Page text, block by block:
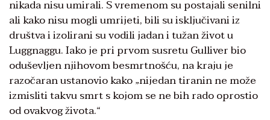
nikada nisu umirali. S vremenom su postajali senilni
ali kako nisu mogli umrijeti, bili su isključivani iz
društva i izolirani su vodili jadan i tužan život u
Luggnaggu. Iako je pri prvom susretu Gulliver bio
oduševljen njihovom besmrtnošću, na kraju je
razočaran ustanovio kako „nijedan tiranin ne može
izmisliti takvu smrt s kojom se ne bih rado oprostio
od ovakvog života.“